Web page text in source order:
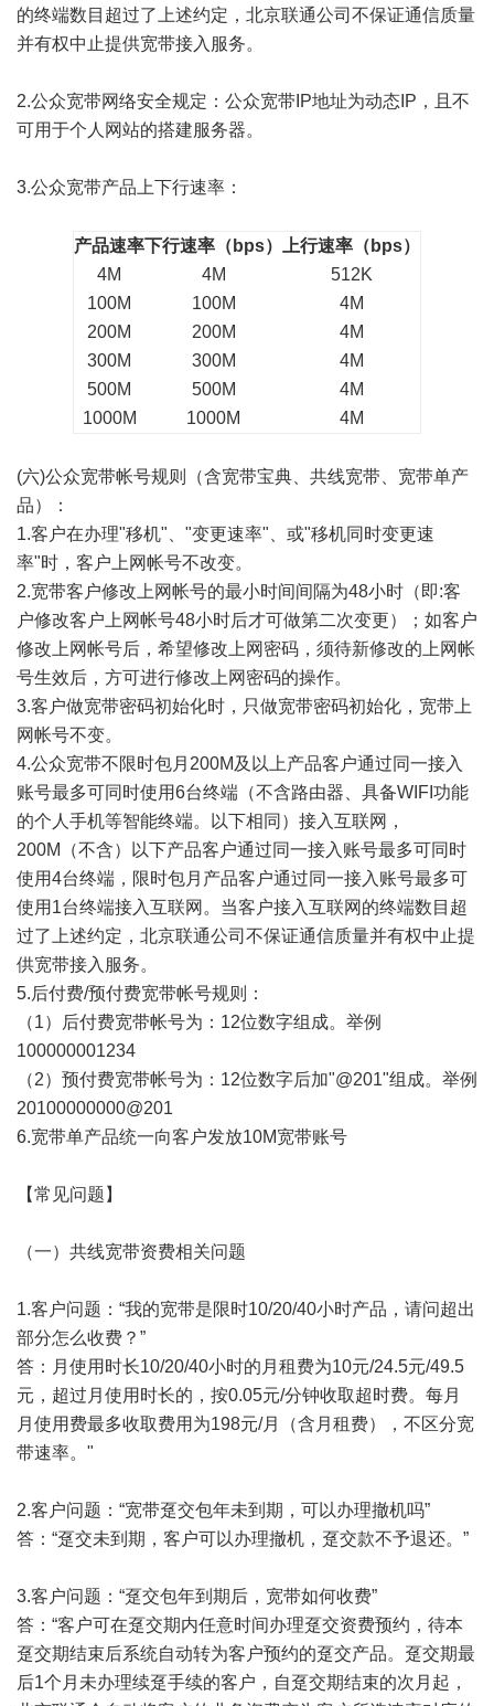
的终端数目超过了上述约定，北京联通公司不保证通信质量
并有权中止提供宽带接入服务。
2.公众宽带网络安全规定：公众宽带IP地址为动态IP，且不
可用于个人网站的搭建服务器。
3.公众宽带产品上下行速率：
产品速率下行速率（bps）
上行速率（bps）
4M
4M
512K
100M
100M
4M
200M
200M
4M
300M
300M
4M
500M
500M
4M
1000M
1000M 4M
(六)公众宽带帐号规则（含宽带宝典、共线宽带、宽带单产
品）：
1.客户在办理"移机"、"变更速率"、或"移机同时变更速
率"时，客户上网帐号不改变。
2.宽带客户修改上网帐号的最小时间间隔为48小时（即:客
户修改客户上网帐号48小时后才可做第二次变更）；如客户
修改上网帐号后，希望修改上网密码，须待新修改的上网帐
号生效后，方可进行修改上网密码的操作。
3.客户做宽带密码初始化时，只做宽带密码初始化，宽带上
网帐号不变。
4.公众宽带不限时包月200M及以上产品客户通过同一接入
账号最多可同时使用6台终端（不含路由器、具备WIFI功能
的个人手机等智能终端。以下相同）接入互联网，
200M（不含）以下产品客户通过同一接入账号最多可同时
使用4台终端，限时包月产品客户通过同一接入账号最多可
使用1台终端接入互联网。当客户接入互联网的终端数目超
过了上述约定，北京联通公司不保证通信质量并有权中止提
供宽带接入服务。
5.后付费/预付费宽带帐号规则：
（1）后付费宽带帐号为：12位数字组成。举例
100000001234
（2）预付费宽带帐号为：12位数字后加"@201"组成。举例
20100000000@201
6.宽带单产品统一向客户发放10M宽带账号
【常见问题】
（一）共线宽带资费相关问题
1.客户问题：“我的宽带是限时10/20/40小时产品，请问超出
部分怎么收费？”
答：月使用时长10/20/40小时的月租费为10元/24.5元/49.5
元，超过月使用时长的，按0.05元/分钟收取超时费。每月
月使用费最多收取费用为198元/月（含月租费），不区分宽
带速率。"
2.客户问题：“宽带趸交包年未到期，可以办理撤机吗”
答：“趸交未到期，客户可以办理撤机，趸交款不予退还。”
3.客户问题：“趸交包年到期后，宽带如何收费”
答：“客户可在趸交期内任意时间办理趸交资费预约，待本
趸交期结束后系统自动转为客户预约的趸交产品。趸交期最
后1个月未办理续趸手续的客户，自趸交期结束的次月起，